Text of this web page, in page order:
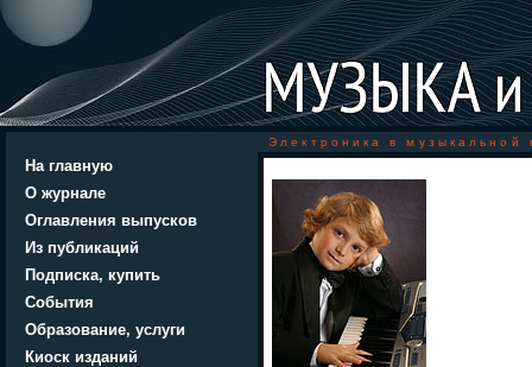
Электроника в музыкальной
На главную
О журнале
Оглавления выпусков
Из публикаций
Подписка, купить
События
Образование, услуги
Киоск изданий